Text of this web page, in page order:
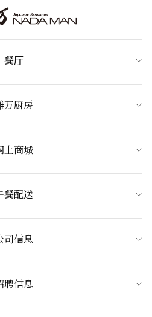
餐厅
万厨房
上商城
餐配送
司信息
聘信息